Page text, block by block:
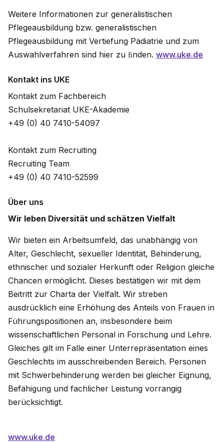
Weitere Informationen zur generalistischen
Pflegeausbildung bzw. generalistischen
Pflegeausbildung mit Vertiefung Pädiatrie und zum
Auswahlverfahren sind hier zu ﬁnden. www.uke.de
Kontakt ins UKE
Kontakt zum Fachbereich
Schulsekretariat UKE-Akademie
+49 (0) 40 7410-54097
Kontakt zum Recruiting
Recruiting Team
+49 (0) 40 7410-52599
Über uns
Wir leben Diversität und schätzen Vielfalt
Wir bieten ein Arbeitsumfeld, das unabhängig von
Alter, Geschlecht, sexueller Identität, Behinderung,
ethnischer und sozialer Herkunft oder Religion gleiche
Chancen ermöglicht. Dieses bestätigen wir mit dem
Beitritt zur Charta der Vielfalt. Wir streben
ausdrücklich eine Erhöhung des Anteils von Frauen in
Führungspositionen an, insbesondere beim
wissenschaftlichen Personal in Forschung und Lehre.
Gleiches gilt im Falle einer Unterrepräsentation eines
Geschlechts im ausschreibenden Bereich. Personen
mit Schwerbehinderung werden bei gleicher Eignung,
Befähigung und fachlicher Leistung vorrangig
berücksichtigt.
www.uke.de